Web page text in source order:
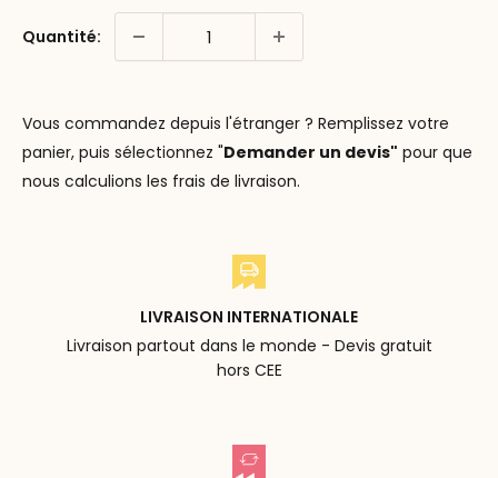
Quantité:
Vous commandez depuis l'étranger ? Remplissez votre
panier, puis sélectionnez "Demander un devis" pour que
nous calculions les frais de livraison.
LIVRAISON INTERNATIONALE
Livraison partout dans le monde - Devis gratuit
hors CEE